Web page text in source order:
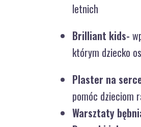
letnich
Brilliant kids-
którym dziecko
Plaster na
pomóc dzieciom
Warsztaty